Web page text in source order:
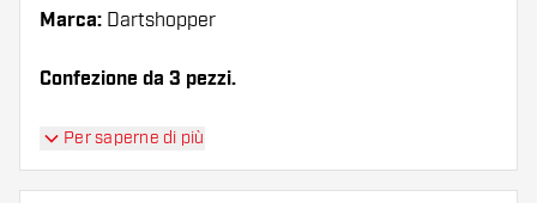
Marca: Dartshopper
Confezione da 3 pezzi.
Suggerimento di Dartshopper!
Assicuratevi di avere a portata di mano un gran
Per saperne di più